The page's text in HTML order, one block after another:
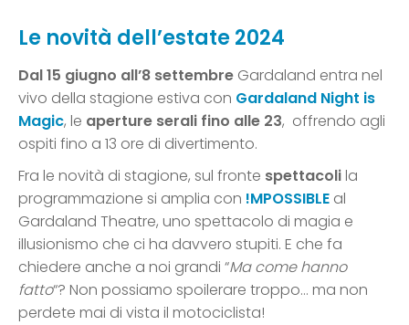
Le novità dell’estate 2024
Dal 15 giugno all’8 settembre Gardaland entra nel
vivo della stagione estiva con Gardaland Night is
Magic, le aperture serali fino alle 23, offrendo agli
ospiti fino a 13 ore di divertimento.
Fra le novità di stagione, sul fronte spettacolila
programmazione si amplia con !MPOSSIBLE al
Gardaland Theatre, uno spettacolo di magia e
illusionismo che ci ha davvero stupiti. E che fa
chiedere anche a noi grandi “Ma come hanno
fatto“? Non possiamo spoilerare troppo… ma non
perdete mai di vista il motociclista!